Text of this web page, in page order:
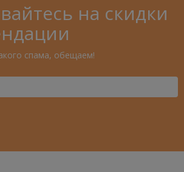
на скидки
спама, обещаем!